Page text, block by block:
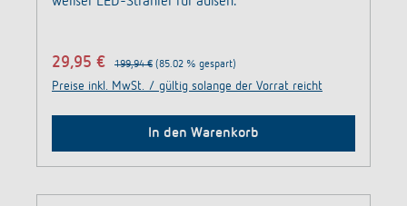
Nachlaufzeit passt sich dem Benutzerverhalten an.
Lampentypen: Fluoreszenzlampen (FL/PL),
Halogen- und Glühlampen sowie LEDs. Der
quadratische Erfassungsbereich ermöglicht eine
sichere und einfache Planung. Der Testbetrieb
29,95 € 199,94 € (85.02 % gespart)
Preise inkl. MwSt. / gültig solange der Vorrat reicht
In den Warenkorb